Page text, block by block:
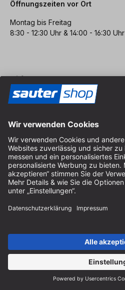
Öffnungszeiten vor Ort
Montag bis Freitag
8:30 - 12:30 Uhr & 14:00 - 16:30 Uhr
Hilfe
Hinweise zur Batterieentsorgung
Hinweise zur Verpackung
Zahlung & Steuer
Widerrufsrecht
FAQ-Service
Über uns
Karriere
Impressum